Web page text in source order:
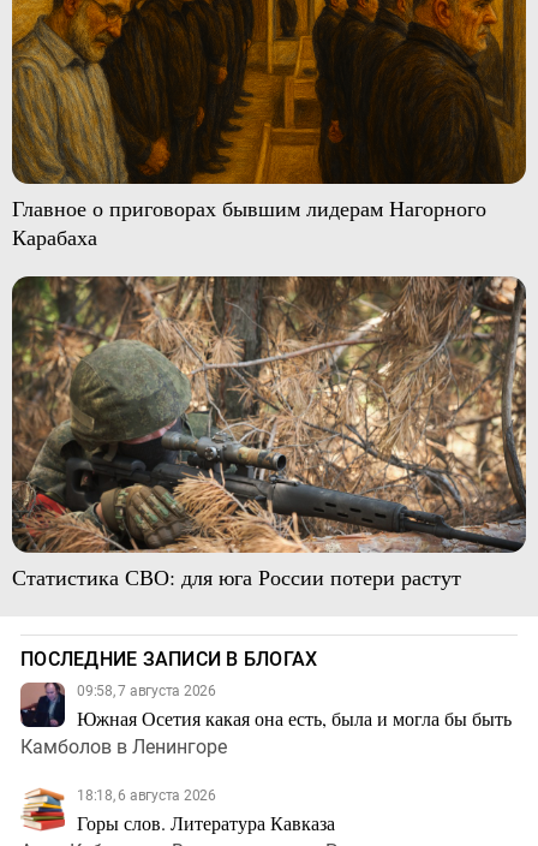
Главное о приговорах бывшим лидерам Нагорного
Карабаха
Статистика СВО: для юга России потери растут
ПОСЛЕДНИЕ ЗАПИСИ В БЛОГАХ
09:58, 7 августа 2026
Южная Осетия какая она есть, была и могла бы быть
Камболов в Ленингоре
18:18, 6 августа 2026
Горы слов. Литература Кавказа